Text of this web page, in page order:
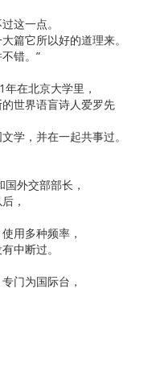
这一点。
篇它所以好的道理来。
错。”
在北京大学里，
世界语盲诗人爱罗先
学，并在一起共事过。
外交部部长，
，
用多种频率，
中断过。
门为国际台，